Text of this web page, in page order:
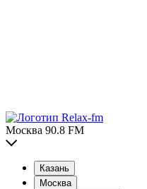
Москва 90.8 FM
Казань
Москва